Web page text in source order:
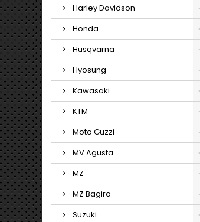
Harley Davidson
Honda
Husqvarna
Hyosung
Kawasaki
KTM
Moto Guzzi
MV Agusta
MZ
MZ Bagira
Suzuki